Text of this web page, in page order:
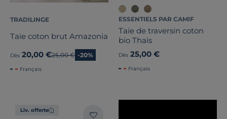
TRADILINGE
Taie coton brut Amazonia
Dès 20,00 €Ancien prix
25,00 € -20%
Français
ESSENTIELS PAR CAMIF
Taie de traversin coton
bio Thaïs
Dès 25,00 €
Français
Liv. offerte
Stock
Pays de fabrication